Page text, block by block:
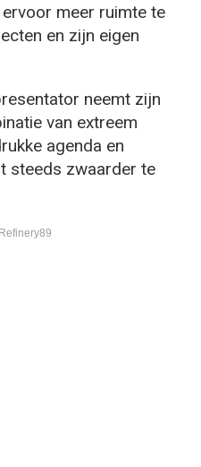
meer ruimte te
en zijn eigen
neemt zijn
van extreem
agenda en
steeds zwaarder te